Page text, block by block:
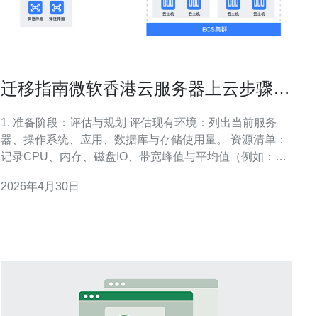
迁移指南微软香港云服务器上云步骤与
1. 准备阶段：评估与规划 评估现有环境：列出当前服务
器、操作系统、应用、数据库与存储使用量。 资源清单：
记录CPU、内存、磁盘IO、带宽峰值与平均值（例如：2
200Mbps）。 依赖梳理：确认第三方API、外部服务、IP
2026年4月30日